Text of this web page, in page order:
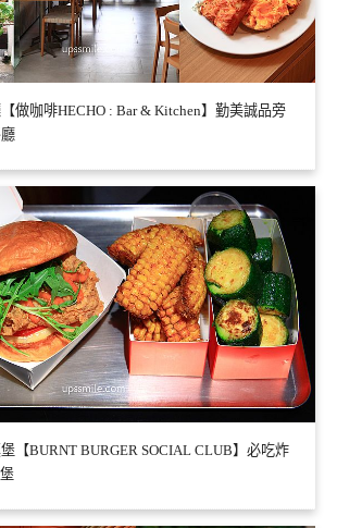
做咖啡HECHO : Bar & Kitchen】勤美誠品旁
【BURNT BURGER SOCIAL CLUB】必吃炸